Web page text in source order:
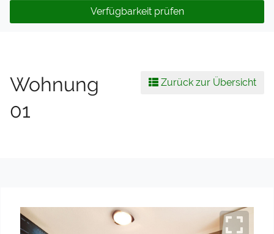
Verfügbarkeit prüfen
Wohnung
01
Zurück zur Übersicht